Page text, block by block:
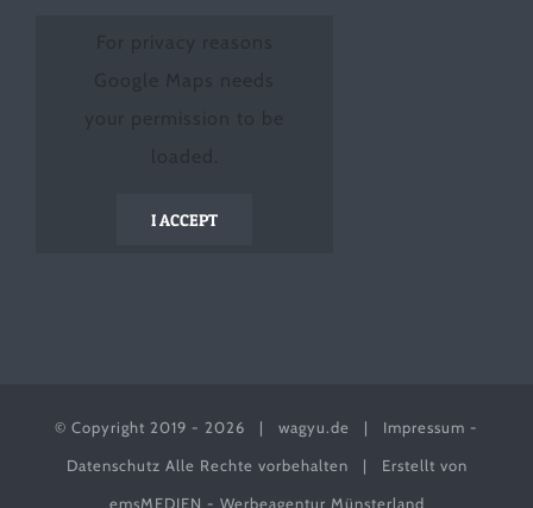
I ACCEPT
© Copyright 2019 - 2026 | wagyu.de | Impressum -
Datenschutz Alle Rechte vorbehalten | Erstellt von
emsMEDIEN - Werbeagentur Münsterland